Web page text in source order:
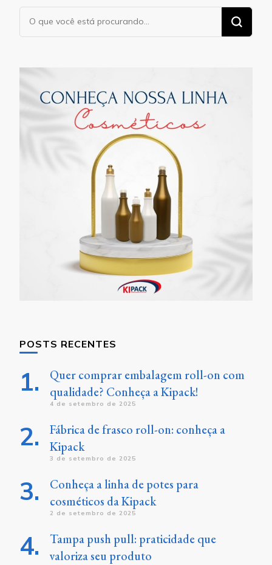
Procurando
algo?
POSTS RECENTES
Quer comprar embalagem roll-on com
qualidade? Conheça a Kipack!
4 de setembro de 2025
Fábrica de frasco roll-on: conheça a
Kipack
3 de setembro de 2025
Conheça a linha de potes para
cosméticos da Kipack
2 de setembro de 2025
Tampa push pull: praticidade que
valoriza seu produto